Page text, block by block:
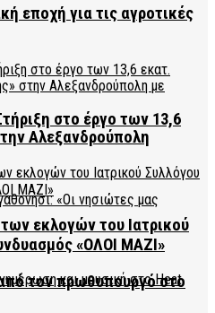
στο έργο των 13,6
τον πρωθυπουργό στο
εποχή για τις αγροτικές
Αλεξανδρούπολη
εκλογών του Ιατρικού
«ΟΛΟΙ ΜΑΖΙ»